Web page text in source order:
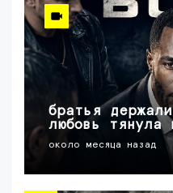
братья
любовь тянула
около месяца назад